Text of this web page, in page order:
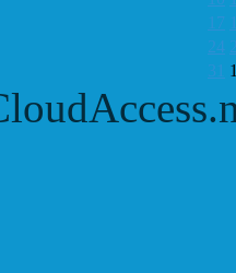
17
24
31